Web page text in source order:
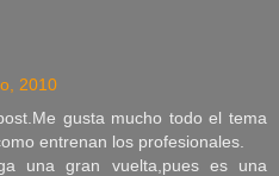
2010
gusta mucho todo el tema
entrenan los profesionales.
una gran vuelta,pues es una